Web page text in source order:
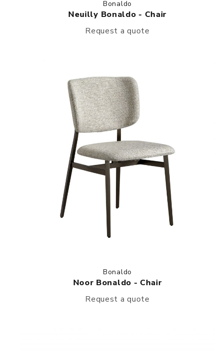
Bonaldo
Neuilly Bonaldo - Chair
Request a quote
Bonaldo
Noor Bonaldo - Chair
Request a quote